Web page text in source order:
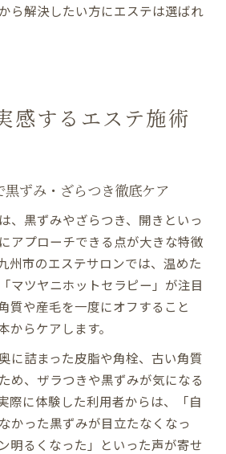
ら解決したい方にエステは選ばれ
感するエステ施術
ずみ・ざらつき徹底ケア
、黒ずみやざらつき、開きといっ
アプローチできる点が大きな特徴
州市のエステサロンでは、温めた
マツヤニホットセラピー」が注目
質や産毛を一度にオフすること
からケアします。
に詰まった皮脂や角栓、古い角質
め、ザラつきや黒ずみが気になる
際に体験した利用者からは、「自
かった黒ずみが目立たなくなっ
明るくなった」といった声が寄せ